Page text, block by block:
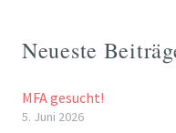
Neueste
MFA gesucht!
5. Juni 2026